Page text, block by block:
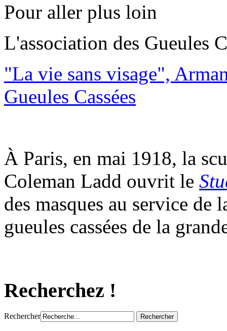
Pour aller plus loin
L'association des Gueules
"La vie sans visage",
Gueules Cassées
À Paris, en mai 1918, la
Coleman Ladd ouvrit le
des masques au service de
gueules cassées de la
Recherchez !
Rechercher